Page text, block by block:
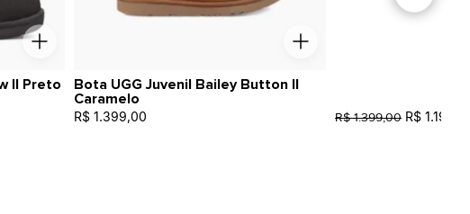
II Preto
Bota UGG Juvenil Bailey Button II
Caramelo
R$ 1.399,00 R$ 1.399,00 R$